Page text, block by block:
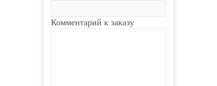
Комментарий к заказу